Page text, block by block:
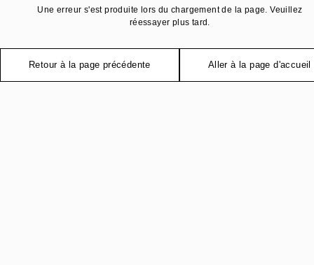
Une erreur s'est produite lors du chargement de la page. Veuillez
réessayer plus tard.
Retour à la page précédente Aller à la page d'accueil